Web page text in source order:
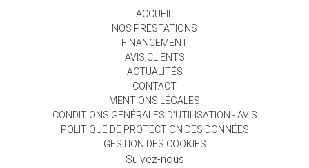
ACCUEIL
NOS PRESTATIONS
FINANCEMENT
AVIS CLIENTS
ACTUALITÉS
CONTACT
MENTIONS LÉGALES
CONDITIONS GÉNÉRALES D'UTILISATION - AVIS
POLITIQUE DE PROTECTION DES DONNÉES
GESTION DES COOKIES
Suivez-nous